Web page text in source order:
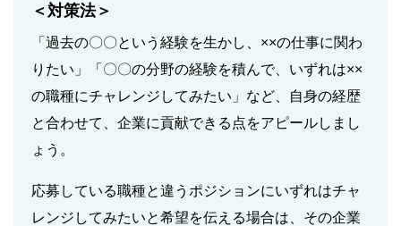
＜対策法＞
「過去の〇〇という経験を生かし、××の仕事に関わ
りたい」「〇〇の分野の経験を積んで、いずれは××
の職種にチャレンジしてみたい」など、自身の経歴
と合わせて、企業に貢献できる点をアピールしまし
ょう。
応募している職種と違うポジションにいずれはチャ
レンジしてみたいと希望を伝える場合は、その企業